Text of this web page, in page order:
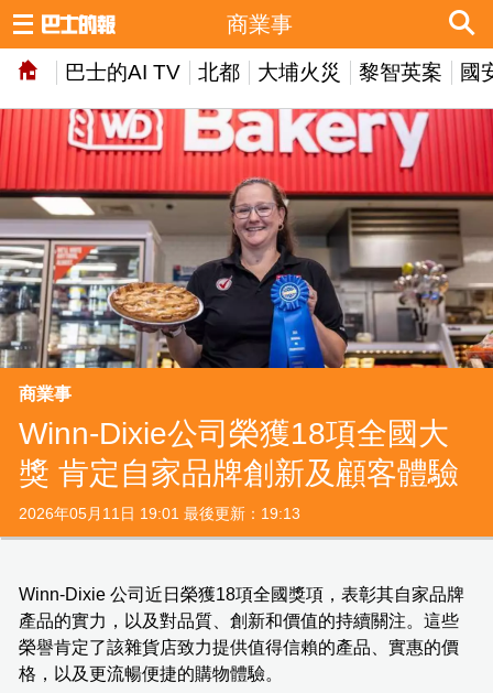
巴士的AI TV 北都 大埔火災 黎智英案 國
商業事
商業事
Winn-Dixie公司榮獲18項全國大
獎 肯定自家品牌創新及顧客體驗
2026年05月11日 19:01 最後更新：19:13
Winn-Dixie 公司近日榮獲18項全國獎項，表彰其自家品牌
產品的實力，以及對品質、創新和價值的持續關注。這些
榮譽肯定了該雜貨店致力提供值得信賴的產品、實惠的價
格，以及更流暢便捷的購物體驗。